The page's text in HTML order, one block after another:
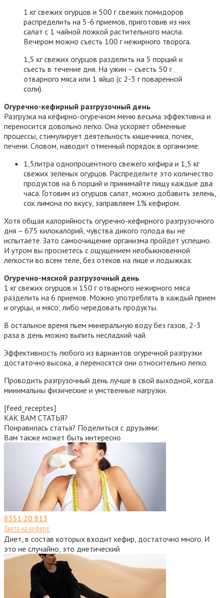
1 кг свежих огурцов и 500 г свежих помидоров
распределить на 5-6 приемов, приготовив из них
салат с 1 чайной ложкой растительного масла.
Вечером можно съесть 100 г нежирного творога.
1,5 кг свежих огурцов разделить на 5 порций и
съесть в течение дня. На ужин – съесть 50 г
отварного мяса или 1 яйцо (с 2-3 г поваренной
соли).
Огуречно-кефирный разгрузочный день
Разгрузка на кефирно-огуречном меню весьма эффективна и
переносится довольно легко. Она ускоряет обменные
процессы, стимулирует деятельность кишечника, почек,
печени. Словом, наводит отменный порядок в организме.
1,5литра однопроцентного свежего кефира и 1,5 кг
свежих зеленых огурцов. Распределите это количество
продуктов на 6 порций и принимайте пищу каждые два
часа. Готовим из огурцов салат, можно добавить зелень,
сок лимона по вкусу, заправляем 1% кефиром.
Хотя общая калорийность огуречно-кефирного разгрузочного
дня – 675 килокалорий, чувства дикого голода вы не
испытаете. Зато самоочищение организма пройдет успешно.
И утром вы проснетесь с ощущением необыкновенной
легкости во всем теле, без отеков на лице и лодыжках.
Огуречно-мясной разгрузочный день
1 кг свежих огурцов и 150 г отварного нежирного мяса
разделить на 6 приемов. Можно употреблять в каждый прием
и огурцы, и мясо; либо чередовать продукты.
В остальное время пьем минеральную воду без газов, 2-3
раза в день можно выпить несладкий чай.
Эффективность любого из вариантов огуречной разгрузки
достаточно высока, а переносятся они относительно легко.
Проводить разгрузочный день лучше в свой выходной, когда
минимальны физические и умственные нагрузки.
[feed_receptes]
КАК ВАМ СТАТЬЯ?
Понравилась статья? Поделиться с друзьями:
Вам также может быть интересно
8351 20 813
Диета на кефире
Диет, в состав которых входит кефир, достаточно много. И
это не случайно, это диетический